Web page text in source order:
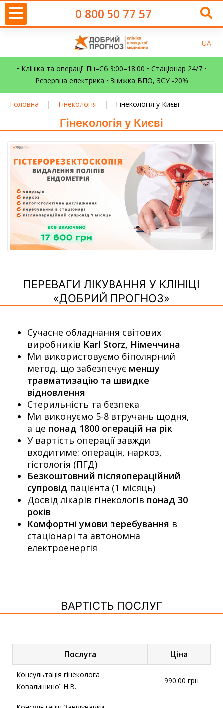
0 800 50 77 57
UA
• Клініка та операції Пн–Сб 8:00–18:00 • Стаціонар 24/7 •
Резервна електрика • Знижка ВПО, ЗСУ -20%
Головна | Гінекологія | Гінекологія у Києві
Гінекологія у Києві
ПЕРЕВАГИ ЛІКУВАННЯ У КЛІНІЦІ
«ДОБРИЙ ПРОГНОЗ»
Сучасне обладнання світових
виробників Karl Storz, Німеччина
Ми використовуємо біполярний
метод, що забезпечує меншу
травматизацію та швидке
відновлення
Стерильність та безпека
Ми виконуємо 5-8 втручань щодня,
а це понад 1800 операцій на рік
У вартість операції завжди
входитиме: операція, наркоз,
гістологія (ПГД)
Безкоштовний післяопераційний
супровід пацієнта (1 місяць)
Досвід лікарів гінекологів понад 30
років
Комфортні умови перебування в
стаціонарі та автономна
електроенергія
ВАРТІСТЬ ПОСЛУГ
Послуга Ціна
Консультація гінеколога
Ковалишиної Н.В.
990.00 грн